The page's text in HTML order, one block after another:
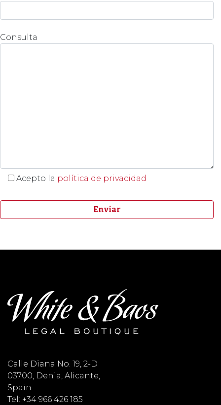
Consulta
Acepto la política de privacidad
Calle Diana No. 19, 2-D
03700, Denia, Alicante,
Spain
Tel: +34 966 426 185